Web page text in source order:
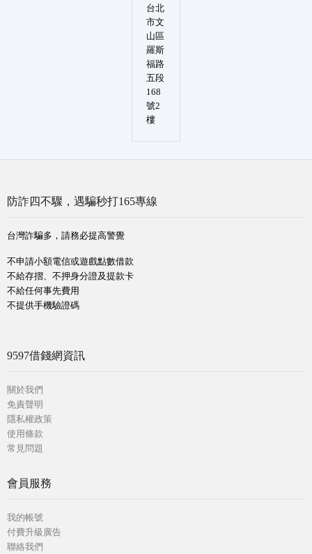
台北
市文
山區
羅斯
福路
五段
168
號2
樓
防詐四不驟，遇騙秒打165專線
台灣詐騙多，請務必提高警覺
不申請小額電信或遊戲點數借款
不給存摺、不押身分證及提款卡
不給任何事先費用
不提供手機驗證碼
9597借錢網資訊
關於我們
免責聲明
隱私權政策
使用條款
常見問題
會員服務
我的帳號
付費升級廣告
聯絡我們